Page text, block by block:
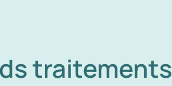
traitements